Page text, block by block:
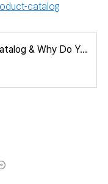
catalog
What is a Product Catalog & Why Do You Need It? [Free Templates Included]